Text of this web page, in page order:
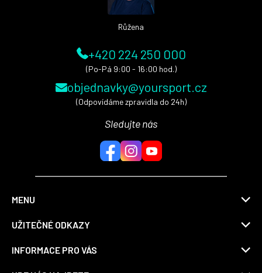
Růžena
+420 224 250 000
(Po-Pá 9:00 - 16:00 hod.)
objednavky@yoursport.cz
(Odpovídáme zpravidla do 24h)
Sledujte nás
MENU
UŽITEČNÉ ODKAZY
INFORMACE PRO VÁS